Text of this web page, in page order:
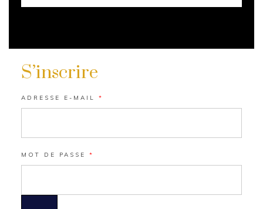
S’inscrire
ADRESSE E-MAIL *
MOT DE PASSE *